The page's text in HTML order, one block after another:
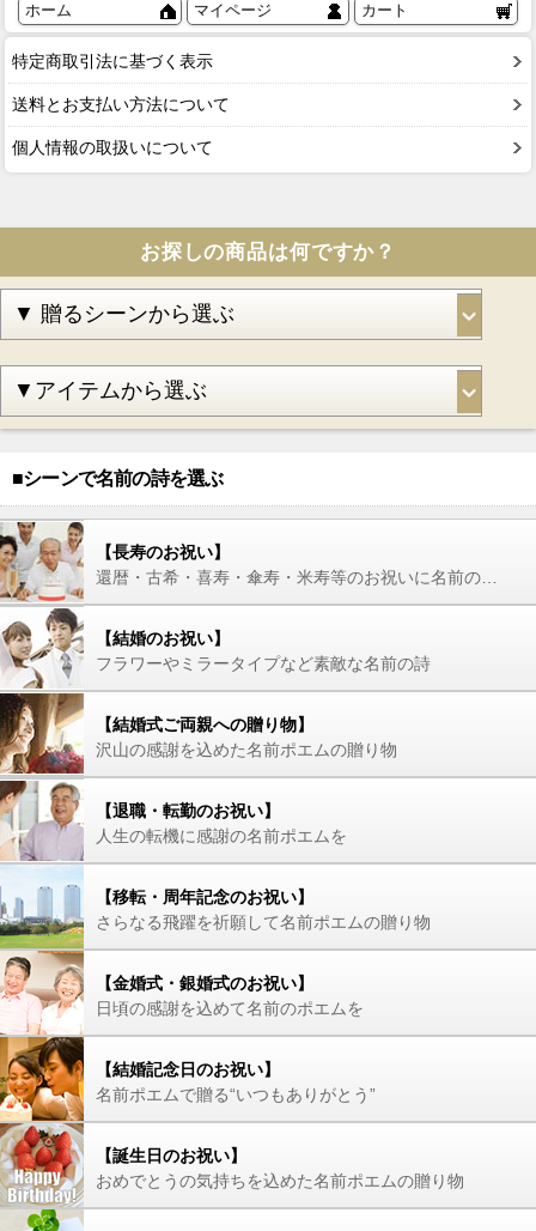
ホーム マイページ カート
特定商取引法に基づく表示
送料とお支払い方法について
個人情報の取扱いについて
お探しの商品は何ですか？
■シーンで名前の詩を選ぶ
【長寿のお祝い】
【結婚のお祝い】
フラワーやミラータイプなど素敵な名前の詩
【結婚式ご両親への贈り物】
沢山の感謝を込めた名前ポエムの贈り物
【退職・転勤のお祝い】
人生の転機に感謝の名前ポエムを
【移転・周年記念のお祝い】
さらなる飛躍を祈願して名前ポエムの贈り物
【金婚式・銀婚式のお祝い】
日頃の感謝を込めて名前のポエムを
【結婚記念日のお祝い】
名前ポエムで贈る“いつもありがとう”
【誕生日のお祝い】
おめでとうの気持ちを込めた名前ポエムの贈り物